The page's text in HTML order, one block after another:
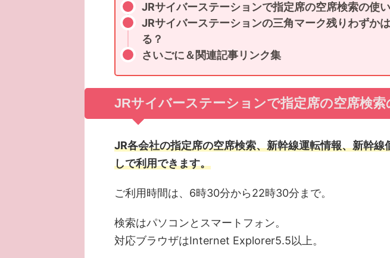
JRサイバーステーションで指定席の空席検索の使
JRサイバーステーションの三角マーク残りわずか
る？
さいごに＆関連記事リンク集
JRサイバーステーションで指定席の空席検索
JR各会社の指定席の空席検索、新幹線運転情報、新幹線
しで利用できます。
ご利用時間は、6時30分から22時30分まで。
検索はパソコンとスマートフォン。
対応ブラウザはInternet Explorer5.5以上。